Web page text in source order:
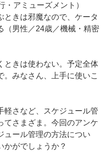
・アミューズメント）
ときは邪魔なので、ケータ
（男性／24歳／機械・精密
ときは使わない。予定全体
。みなさん、上手に使いこ
軽さなど、スケジュール管
てさまざま。今回のアンケ
ュール管理の方法につい
かがでしょうか？